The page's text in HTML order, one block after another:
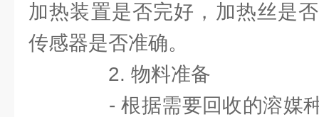
加热装置是否完好，加热丝是
传感器是否准确。
2. 物料准备
- 根据需要回收的溶媒种